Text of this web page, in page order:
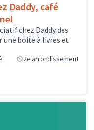
Daddy, café
chez Daddy des
boite à livres et
2e arrondissement